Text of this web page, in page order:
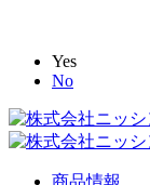
Yes
No
商品情報